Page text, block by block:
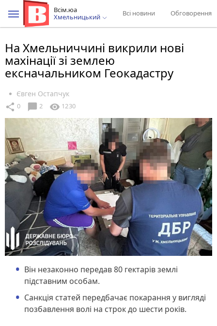
Всім.юа
Хмельницький
Всі новини Обговорення
На Хмельниччині викрили нові
махінації зі землею
ексначальником Геокадастру
Євген Остапчук
share 0 chat_bubble 2 visibility 1230
Він незаконно передав 80 гектарів землі
підставним особам.
Санкція статей передбачає покарання у вигляді
позбавлення волі на строк до шести років.